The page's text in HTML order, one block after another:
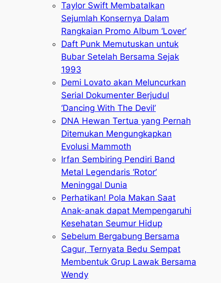
Taylor Swift Membatalkan
Sejumlah Konsernya Dalam
Rangkaian Promo Album ‘Lover’
Daft Punk Memutuskan untuk
Bubar Setelah Bersama Sejak
1993
Demi Lovato akan Meluncurkan
Serial Dokumenter Berjudul
‘Dancing With The Devil’
DNA Hewan Tertua yang Pernah
Ditemukan Mengungkapkan
Evolusi Mammoth
Irfan Sembiring Pendiri Band
Metal Legendaris ‘Rotor’
Meninggal Dunia
Perhatikan! Pola Makan Saat
Anak-anak dapat Mempengaruhi
Kesehatan Seumur Hidup
Sebelum Bergabung Bersama
Cagur, Ternyata Bedu Sempat
Membentuk Grup Lawak Bersama
Wendy